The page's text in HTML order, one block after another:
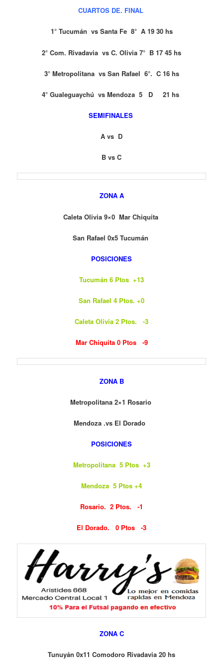
CUARTOS DE. FINAL
1° Tucumán vs Santa Fe 8° A 19 30 hs
2° Com. Rivadavia vs C. Olivia 7° B 17 45 hs
3° Metropolitana vs San Rafael 6°. C 16 hs
4° Gualeguaychú vs Mendoza 5 D 21 hs
SEMIFINALES
A vs D
B vs C
ZONA A
Caleta Olivia 9×0 Mar Chiquita
San Rafael 0x5 Tucumán
POSICIONES
Tucumán 6 Ptos +13
San Rafael 4 Ptos. +0
Caleta Olivia 2 Ptos. -3
Mar Chiquita 0 Ptos -9
ZONA B
Metropolitana 2×1 Rosario
Mendoza .vs El Dorado
POSICIONES
Metropolitana 5 Ptos +3
Mendoza 5 Ptos +4
Rosario. 2 Ptos. -1
El Dorado. 0 Ptos -3
ZONA C
Tunuyán 0x11 Comodoro Rivadavia 20 hs